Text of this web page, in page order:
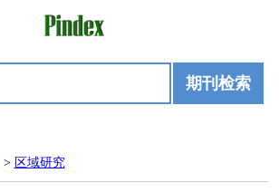
期刊检索
> 区域研究